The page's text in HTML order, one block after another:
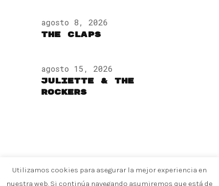
agosto 8, 2026
The Claps
agosto 15, 2026
Juliette & The
Rockers
Utilizamos cookies para asegurar la mejor experiencia en
nuestra web. Si continúa navegando asumiremos que está de